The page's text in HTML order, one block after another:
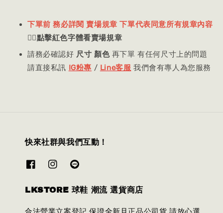
下單前 務必詳閱 賣場規章 下單代表同意所有規章內容
👈🏻點擊紅色字體看賣場規章
請務必確認好 尺寸 顏色再下單 有任何尺寸上的問題
請直接私訊 IG粉專 / Line客服 我們會有專人為您服務
快來社群與我們互動！
LKSTORE 球鞋 潮流 選貨商店